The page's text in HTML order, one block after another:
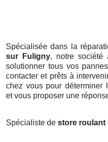
Spécialisée dans la
sur Fuligny, notre société
solutionner tous vos
contacter et prêts à
chez vous pour déterminer
et vous proposer une
Spécialiste de store roulant